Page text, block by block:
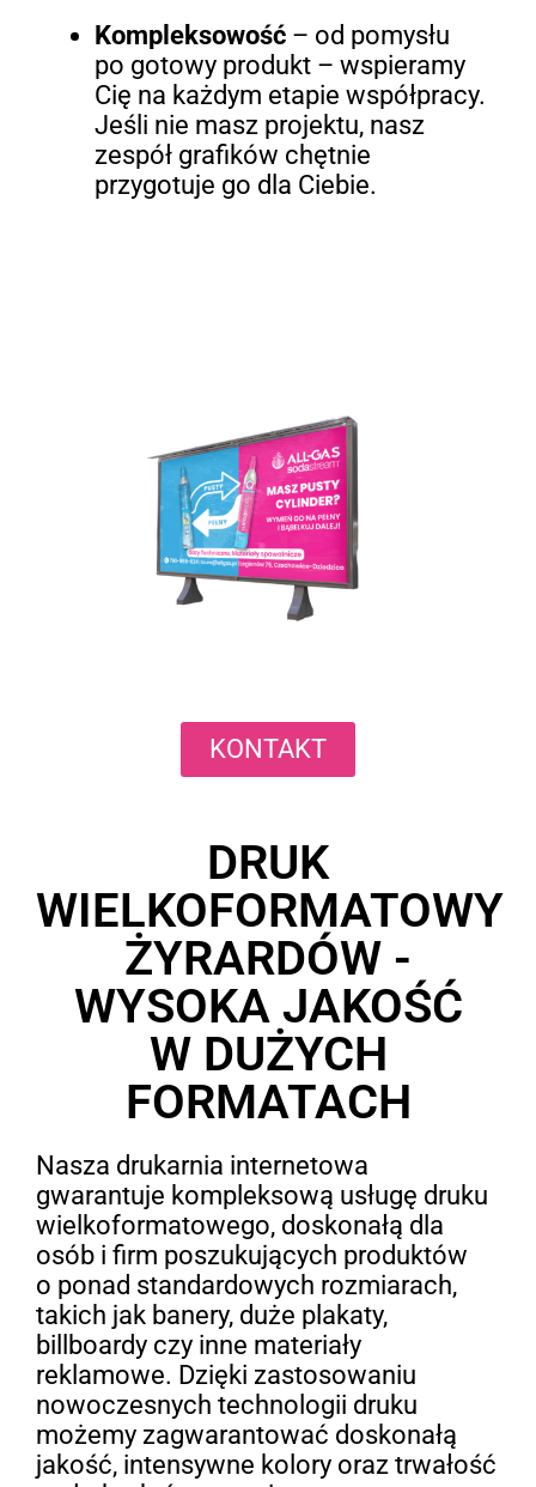
Kompleksowość– od pomysłu
po gotowy produkt – wspieramy
Cię na każdym etapie współpracy.
Jeśli nie masz projektu, nasz
zespół grafików chętnie
przygotuje go dla Ciebie.
DRUK
WIELKOFORMATOWY
ŻYRARDÓW -
WYSOKA JAKOŚĆ
W DUŻYCH
FORMATACH
Nasza drukarnia internetowa
gwarantuje kompleksową usługę druku
wielkoformatowego, doskonałą dla
osób i firm poszukujących produktów
o ponad standardowych rozmiarach,
takich jak banery, duże plakaty,
billboardy czy inne materiały
reklamowe. Dzięki zastosowaniu
nowoczesnych technologii druku
możemy zagwarantować doskonałą
jakość, intensywne kolory oraz trwałość
KONTAKT